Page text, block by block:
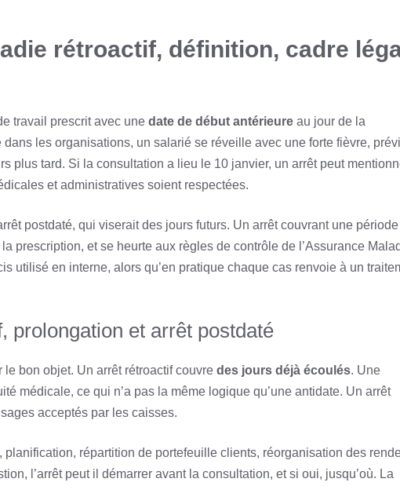
rétroactif, définition, cadre
travail prescrit avec une date de début antérieure au jour de la
les organisations, un salarié se réveille avec une forte fièvre,
plus tard. Si la consultation a lieu le 10 janvier, un arrêt peut
et administratives soient respectées.
postdaté, qui viserait des jours futurs. Un arrêt couvrant une
prescription, et se heurte aux règles de contrôle de l’Assurance
utilisé en interne, alors qu’en pratique chaque cas renvoie à un
prolongation et arrêt postdaté
bon objet. Un arrêt rétroactif couvre des jours déjà écoulés. Une
médicale, ce qui n’a pas la même logique qu’une antidate. Un arrêt
acceptés par les caisses.
répartition de portefeuille clients, réorganisation des
l’arrêt peut il démarrer avant la consultation, et si oui, jusqu’où. La